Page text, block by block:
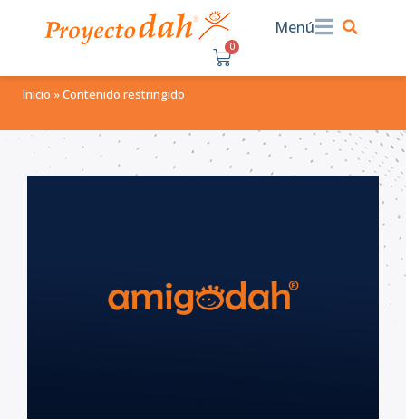
Menú
0
Inicio »Contenido restringido